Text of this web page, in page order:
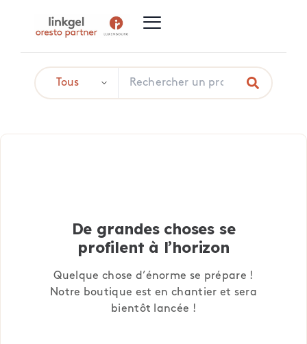
De grandes choses se
profilent à l’horizon
Quelque chose d’énorme se prépare !
Notre boutique est en chantier et sera
bientôt lancée !